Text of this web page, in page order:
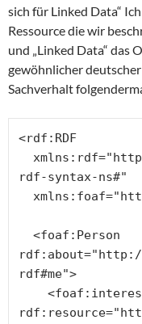
sich für Linked Data“
Ressource die wir
und „Linked Data“ das
gewöhnlicher
Sachverhalt
<rdf:RDF
rdf-syntax-ns#"
rdf#me">